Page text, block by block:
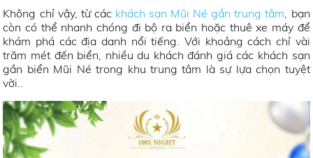
Không chỉ vậy, từ các khách sạn Mũi Né gần trung tâm , bạn
còn có thể nhanh chóng đi bộ ra biển hoặc thuê xe máy để
khám phá các địa danh nổi tiếng. Với khoảng cách chỉ vài
trăm mét đến biển, nhiều du khách đánh giá các khách sạn
gần biển Mũi Né trong khu trung tâm là sự lựa chọn tuyệt
vời..